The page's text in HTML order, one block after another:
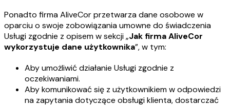
Ponadto firma AliveCor przetwarza dane osobowe w
oparciu o swoje zobowiązania umowne do świadczenia
Usługi zgodnie z opisem w sekcji „Jak firma AliveCor
wykorzystuje dane użytkownika”, w tym:
Aby umożliwić działanie Usługi zgodnie z
oczekiwaniami.
Aby komunikować się z użytkownikiem w odpowiedzi
na zapytania dotyczące obsługi klienta, dostarczać